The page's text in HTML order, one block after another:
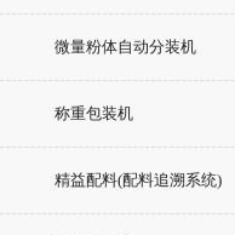
微量粉体自动分装机
称重包装机
精益配料(配料追溯系统)